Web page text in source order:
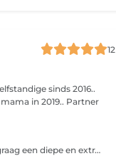
12
in 2019.. Partner
Inclusief wassen en conditioner. Indien u graag een diepe en extra verzorging heeft met massage , dan hoeft u deze nog extra aan te duiden. Kort = haar tot boven de oren Halflang = over de oren tot schouderlengte Lang = vanaf de schouders Bij een brushing worden er steeds afwerkingsproducten( gel, mousse, haarlak,..) gebruikt die hittebestendig zijn.